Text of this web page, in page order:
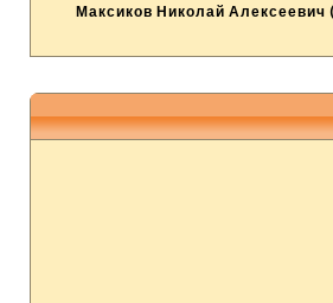
Максиков Николай Алексеевич